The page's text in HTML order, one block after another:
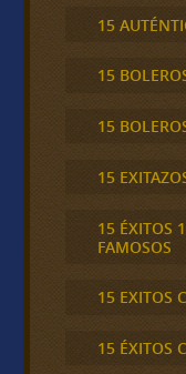
15
15
15
15
15 ÉXITOS
FAMOSOS
15 EXITOS
15 ÉXITOS